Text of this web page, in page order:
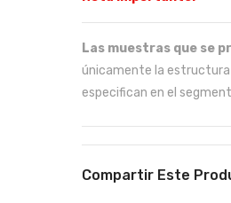
Las muestras que se
únicamente la estructura
especifican en el
Compartir Este